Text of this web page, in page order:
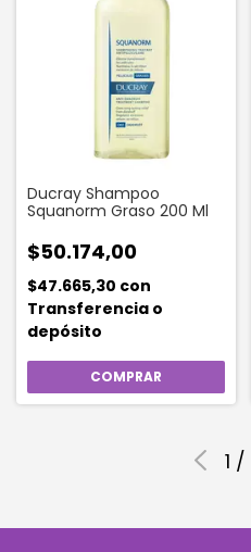
Ducray Shampoo
Squanorm Graso 200 Ml
$50.174,00
$47.665,30 con
Transferencia o
depósito
1 /